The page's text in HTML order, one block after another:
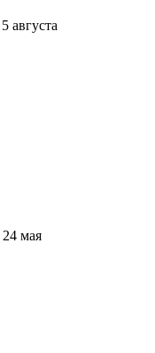
5 августа
24 мая